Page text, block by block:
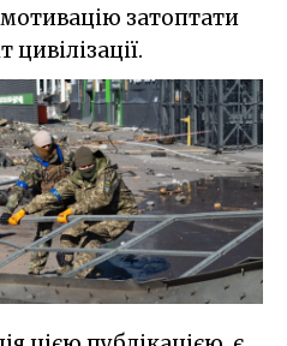
затоптати
цивілізації.